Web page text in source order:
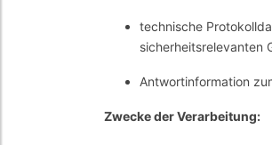
technische
sicherheitsrelevanten
Antwortinformation
Zwecke der Verarbeitung: